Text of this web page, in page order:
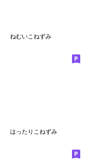
ねむいこねずみ
はったりこねずみ